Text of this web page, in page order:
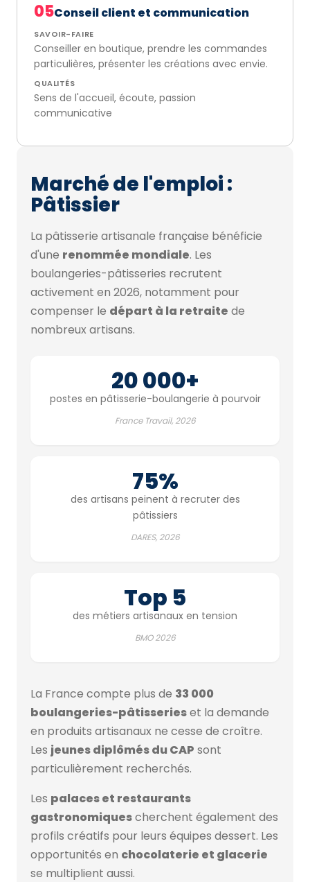
05Conseil client et communication
SAVOIR-FAIRE
Conseiller en boutique, prendre les commandes
particulières, présenter les créations avec envie.
QUALITÉS
Sens de l'accueil, écoute, passion
communicative
Marché de l'emploi :
Pâtissier
La pâtisserie artisanale française bénéficie
d'une renommée mondiale. Les
boulangeries-pâtisseries recrutent
activement en 2026, notamment pour
compenser le départ à la retraite de
nombreux artisans.
20 000+
postes en pâtisserie-boulangerie à pourvoir
France Travail, 2026
75%
des artisans peinent à recruter des
pâtissiers
DARES, 2026
Top 5
des métiers artisanaux en tension
BMO 2026
La France compte plus de 33 000
boulangeries-pâtisserieset la demande
en produits artisanaux ne cesse de croître.
Les jeunes diplômés du CAP sont
particulièrement recherchés.
Les palaces et restaurants
gastronomiquescherchent également des
profils créatifs pour leurs équipes dessert. Les
opportunités en chocolaterie et glacerie
se multiplient aussi.